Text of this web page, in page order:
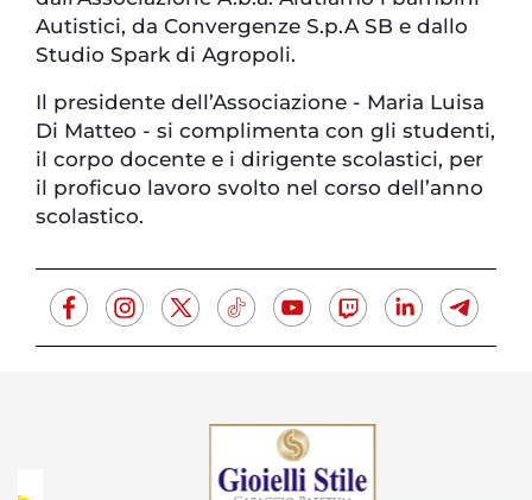
Autistici, da Convergenze S.p.A SB e dallo
Studio Spark di Agropoli.
Il presidente dell’Associazione - Maria Luisa
Di Matteo - si complimenta con gli studenti,
il corpo docente e i dirigente scolastici, per
il proficuo lavoro svolto nel corso dell’anno
scolastico.